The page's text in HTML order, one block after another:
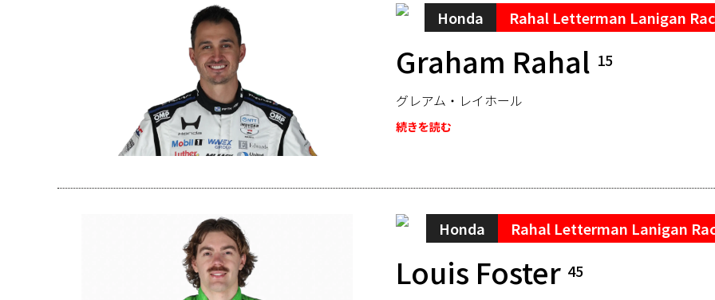
Honda Rahal Letterman Lanigan
Graham Rahal 15
グレアム・レイホール
続きを読む
Honda Rahal Letterman Lanigan
Louis Foster 45